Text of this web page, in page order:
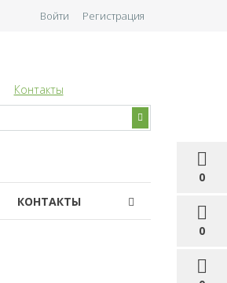
0
0
Войти Регистрация
Контакты
КОНТАКТЫ